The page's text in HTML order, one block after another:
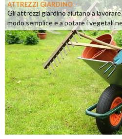
ATTREZZI GIARDINO
Gli attrezzi giardino aiutano a
modo semplice e a potare i vegetali